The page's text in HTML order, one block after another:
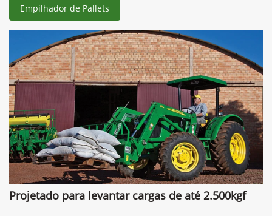
Empilhador de Pallets
Projetado para levantar cargas de até 2.500kgf